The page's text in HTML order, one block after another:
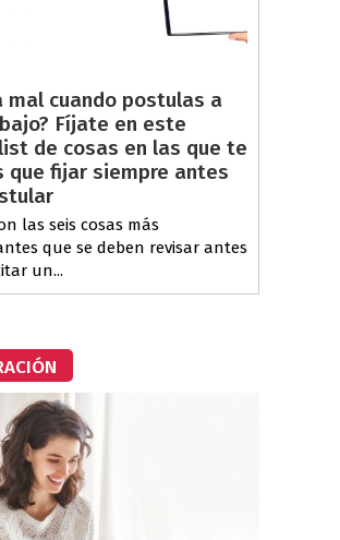
mal cuando postulas a
Fíjate en este
de cosas en las que te
que fijar siempre antes
las seis cosas más
que se deben revisar antes
un...